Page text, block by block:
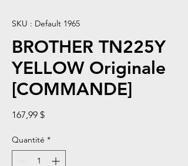
SKU : Default 1965
BROTHER TN225Y
YELLOW Originale
[COMMANDE]
167,99 $Prix
Quantité *